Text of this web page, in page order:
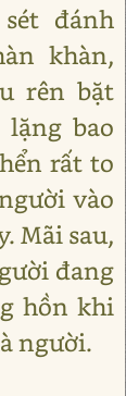
đánh
khàn,
rên bặt
bao
rất to
vào
Mãi sau,
đang
hồn khi
người.